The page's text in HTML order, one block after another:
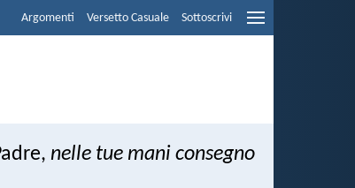
Argomenti Versetto Casuale Sottoscrivi
nelle tue mani consegno